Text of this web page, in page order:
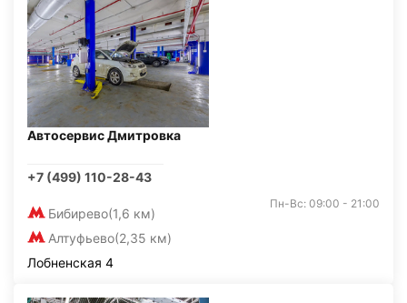
Автосервис Дмитровка
+7 (499) 110-28-43
Бибирево(1,6 км)
Алтуфьево(2,35 км)
Пн-Вс: 09:00 - 21:00
Лобненская 4